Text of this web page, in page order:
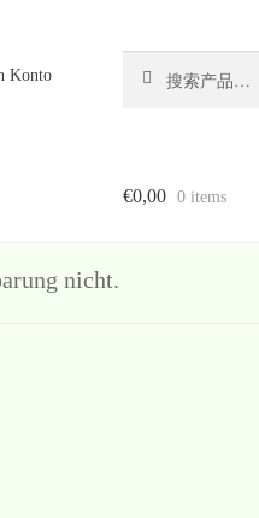
Konto
索：
€0,00 0 items
nicht.